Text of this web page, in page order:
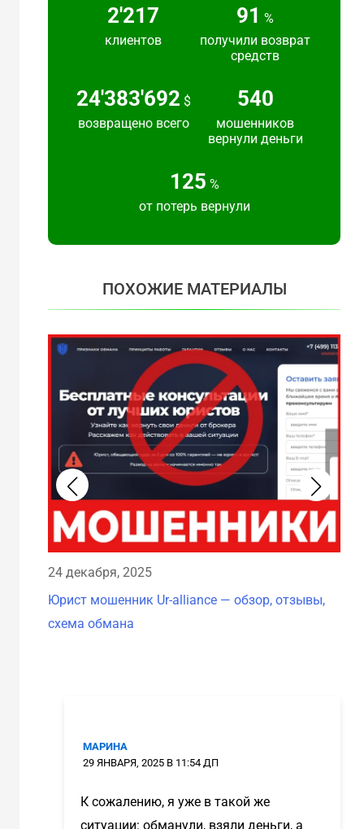
2'217
клиентов
91 %
получили возврат
средств
24'383'692 $
возвращено всего
540
мошенников
вернули деньги
125 %
от потерь вернули
ПОХОЖИЕ МАТЕРИАЛЫ
24 декабря, 2025
Юрист мошенник Ur-alliance — обзор, отзывы,
схема обмана
МАРИНА
29 ЯНВАРЯ, 2025 В 11:54 ДП
К сожалению, я уже в такой же
ситуации: обманули, взяли деньги, а